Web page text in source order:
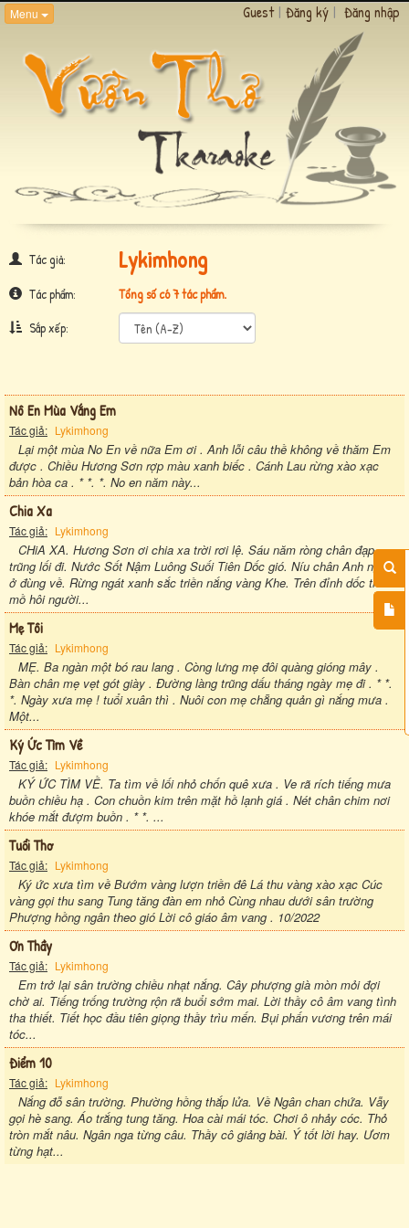
Menu Guest | Đăng ký | Đăng nhập
Tác giả: Lykimhong
Tác phẩm:
Tổng số có 7 tác phẩm.
Sắp xếp:
Nô En Mùa Vắng Em
Tác giả: Lykimhong
Lại một mùa No En về nữa Em ơi . Anh lỗi câu thề không về thăm Em
được . Chiều Hương Sơn rợp màu xanh biếc . Cánh Lau rừng xào xạc
bản hòa ca . * *. *. No en năm này...
Chia Xa
Tác giả: Lykimhong
CHiA XA. Hương Sơn ơi chia xa trời rơi lệ. Sáu năm ròng chân đạp
trũng lối đi. Nước Sốt Nậm Luông Suối Tiên Dốc gió. Níu chân Anh người
ở đùng về. Rừng ngát xanh sắc triền nắng vàng Khe. Trên đỉnh dốc thấm
mồ hôi người...
Mẹ Tôi
Tác giả: Lykimhong
MẸ. Ba ngàn một bó rau lang . Còng lưng mẹ đôi quàng gióng mây .
Bàn chân mẹ vẹt gót giày . Đường làng trũng dấu tháng ngày mẹ đi . * *.
*. Ngày xưa mẹ ! tuổi xuân thì . Nuôi con mẹ chẵng quản gì nắng mưa .
Một...
Ký Ức Tìm Về
Tác giả: Lykimhong
KÝ ỨC TÌM VỀ. Ta tìm về lối nhỏ chốn quê xưa . Ve rã rích tiếng mưa
buồn chiều hạ . Con chuồn kim trên mặt hồ lạnh giá . Nét chân chim nơi
khóe mắt đượm buồn . * *. ...
Tuổi Thơ
Tác giả: Lykimhong
Ký ức xưa tìm về Bướm vàng lượn triền đê Lá thu vàng xào xạc Cúc
vàng gọi thu sang Tung tăng đàn em nhỏ Cùng nhau dưới sân trường
Phượng hồng ngân theo gió Lời cô giáo âm vang . 10/2022
Ơn Thầy
Tác giả: Lykimhong
Em trở lại sân trường chiều nhạt nắng. Cây phượng già mòn mỏi đợi
chờ ai. Tiếng trống trường rộn rã buổi sớm mai. Lời thầy cô âm vang tình
tha thiết. Tiết học đầu tiên giọng thầy trìu mến. Bụi phấn vương trên mái
tóc...
Điểm 10
Tác giả: Lykimhong
Nắng đỗ sân trường. Phường hồng thắp lửa. Về Ngân chan chứa. Vẫy
gọi hè sang. Áo trắng tung tăng. Hoa cài mái tóc. Chơi ô nhảy cóc. Thỏ
tròn mắt nâu. Ngân nga từng câu. Thầy cô giảng bài. Ý tốt lời hay. Ươm
từng hạt...